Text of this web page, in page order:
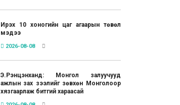
Ирэх 10 хоногийн цаг агаарын төвөл
мэдээ
2026-08-08
Э.Рэнцэнханд: Монгол залуучууд
ажлын зах зээлийг зөвхөн Монголоор
хязгаарлаж битгий хараасай